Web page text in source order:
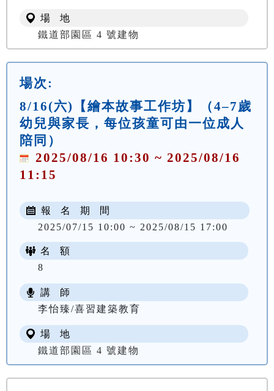
場 地
鐵道部園區 4 號建物
場次:
8/16(六)【繪本故事工作坊】（4–7歲
幼兒與家長，每位孩童可由一位成人
陪同）
2025/08/16 10:30 ~ 2025/08/16
11:15
報 名 期 間
2025/07/15 10:00 ~ 2025/08/15 17:00
名 額
8
講 師
李怡臻/喜習建築教育
場 地
鐵道部園區 4 號建物